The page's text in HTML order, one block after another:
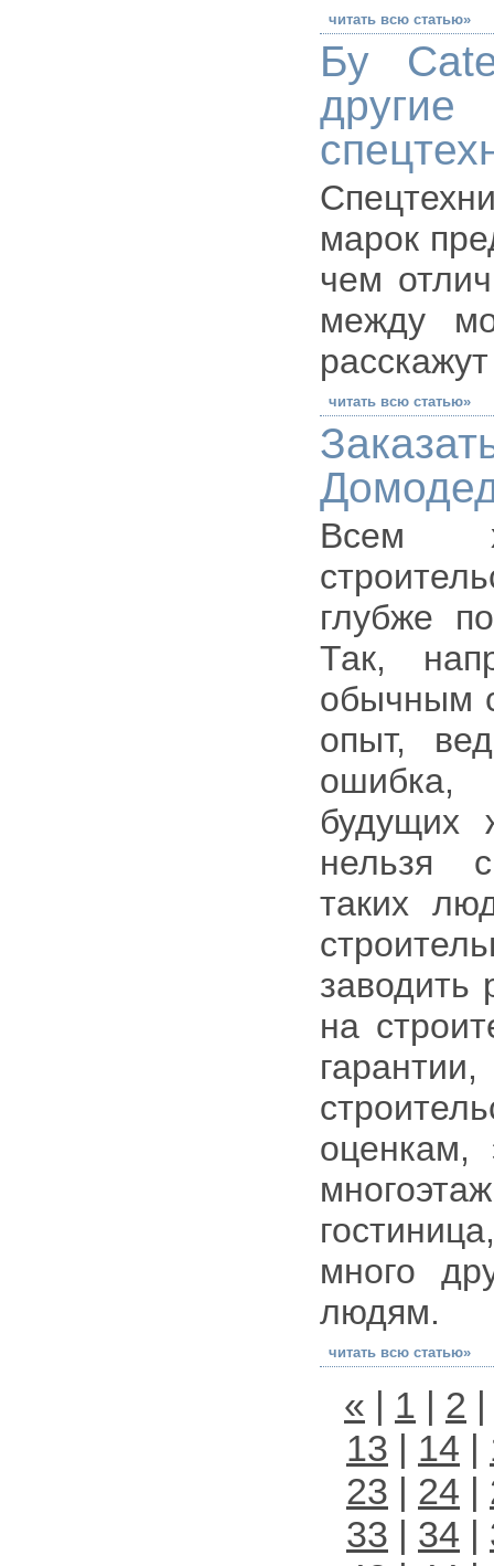
читать всю статью»
Бу
марок
чем
между
читать всю статью»
Всем
глубже
Так,
обычным
опыт,
ошибка,
будущих
нельзя
таких
заводить
на
оценкам,
много
людям.
читать всю статью»
« | 1 | 2
13 | 14 |
23 | 24 |
33 | 34 |